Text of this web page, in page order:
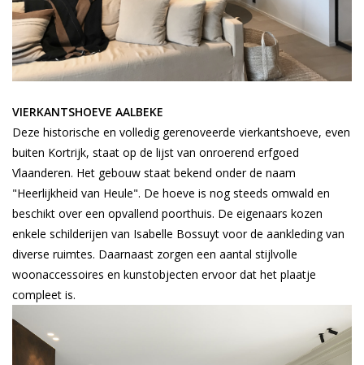
VIERKANTSHOEVE AALBEKE
Deze historische en volledig gerenoveerde vierkantshoeve, even
buiten Kortrijk, staat op de lijst van onroerend erfgoed
Vlaanderen. Het gebouw staat bekend onder de naam
"Heerlijkheid van Heule". De hoeve is nog steeds omwald en
beschikt over een opvallend poorthuis. De eigenaars kozen
enkele schilderijen van Isabelle Bossuyt voor de aankleding van
diverse ruimtes. Daarnaast zorgen een aantal stijlvolle
woonaccessoires en kunstobjecten ervoor dat het plaatje
compleet is.